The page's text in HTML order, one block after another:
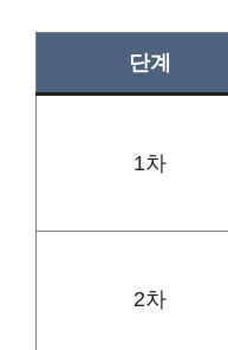
단계
1차
2차